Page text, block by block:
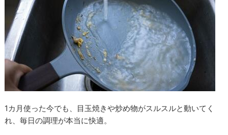
1カ月使った今でも、目玉焼きや炒め物がスルスルと動いてく
れ、毎日の調理が本当に快適。